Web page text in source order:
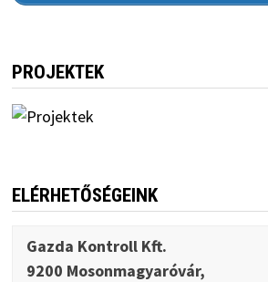
PROJEKTEK
ELÉRHETŐSÉGEINK
Gazda Kontroll Kft.
9200 Mosonmagyaróvár,